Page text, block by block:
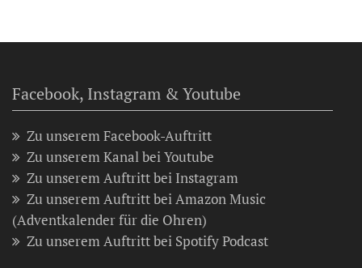
Facebook, Instagram & Youtube
Zu unserem Facebook-Auftritt
Zu unserem Kanal bei Youtube
Zu unserem Auftritt bei Instagram
Zu unserem Auftritt bei Amazon Music
(Adventkalender für die Ohren)
Zu unserem Auftritt bei Spotify Podcast